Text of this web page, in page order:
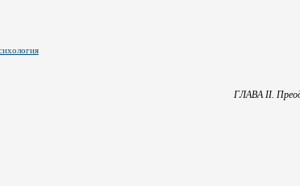
ГЛАВА II.